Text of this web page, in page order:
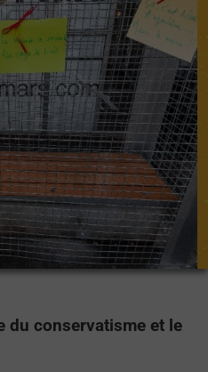
du conservatisme et le